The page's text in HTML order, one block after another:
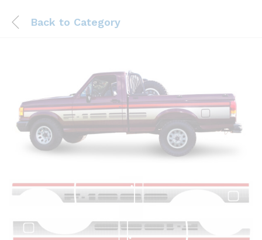
Back to Category